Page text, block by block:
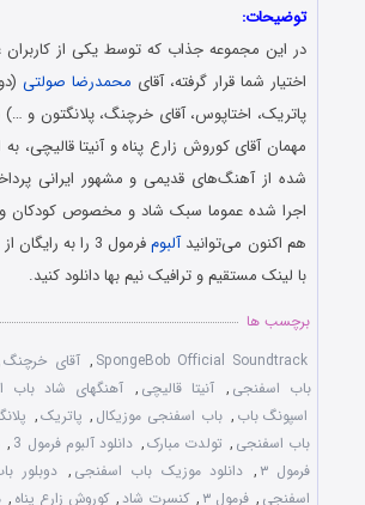
توضیحات:
در این مجموعه جذاب که توسط یکی از کاربران
اختیار شما قرار گرفته، آقای محمدرضا صولتی
پاتریک، اختاپوس، آقای خرچنگ، پلانگتون و …)
مهمان آقای کوروش زارع پناه و آنیتا قالیچی،
شده از آهنگ‌های قدیمی و مشهور ایرانی
اجرا شده عموما سبک شاد و مخصوص کودکان و
هم اکنون می‌توانیدآلبوم
فرمول 3 را به
با لینک مستقیم و ترافیک نیم بها دانلود کنید.
برچسب ها
SpongeBob Official Soundtrack
, آقای خرچنگ
باب اسفنجی , آنیتا قالیچی , آهنگهای شاد باب
اسپونگ باب , باب اسفنجی موزیکال , پاتریک,
باب اسفنجی , تولدت مبارک, دانلود آلبوم فرمول 3 ,
فرمول ۳
, دانلود موزیک باب اسفنجی , دوبلور
اسفنجی , فرمول ۳ , کنسرت شاد , کوروش زارع پناه ,